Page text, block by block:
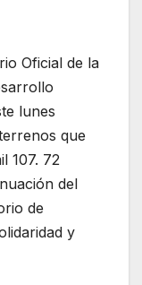
Oficial de la
lunes
que
107. 72
del
de
y